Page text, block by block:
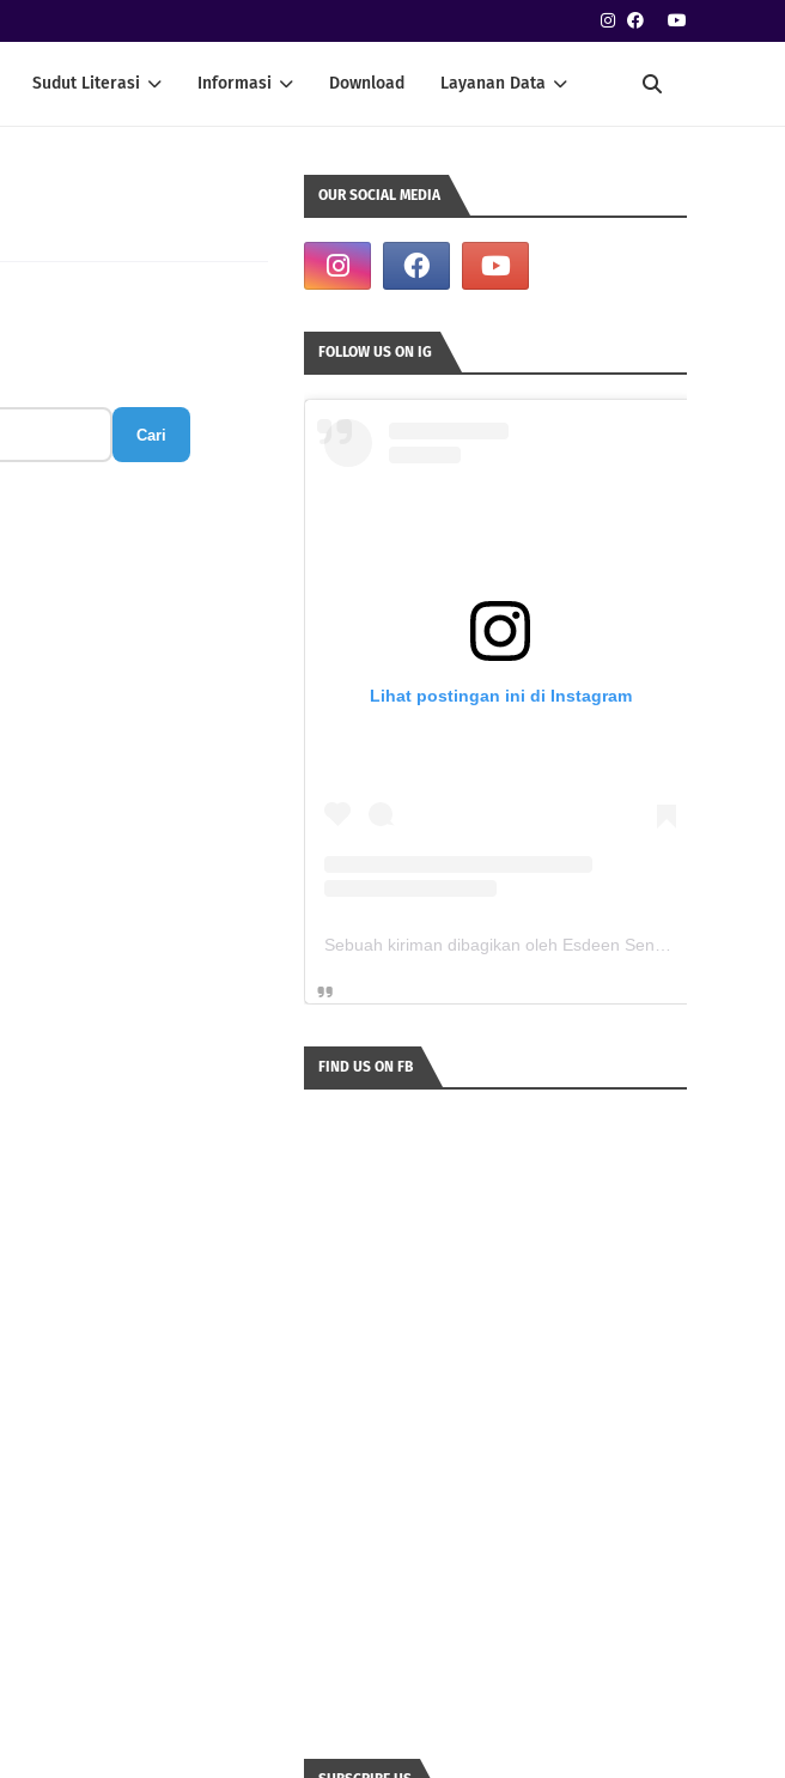
Sudut Literasi Informasi Download Layanan Data
Cari
OUR SOCIAL MEDIA
FOLLOW US ON IG
Lihat postingan ini di Instagram
FIND US ON FB